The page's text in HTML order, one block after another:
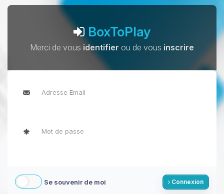
BoxToPlay
Merci de vous identifier ou de vous inscrire
Se souvenir de moi Connexion